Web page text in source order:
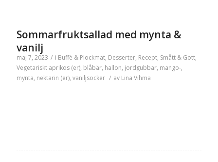
Sommarfruktsallad med mynta &
vanilj
maj 7, 2023 / i Buffé & Plockmat, Desserter, Recept, Smått & Gott,
Vegetariskt aprikos (er), blåbär, hallon, jordgubbar, mango-,
mynta, nektarin (er), vaniljsocker / av Lina Vihma